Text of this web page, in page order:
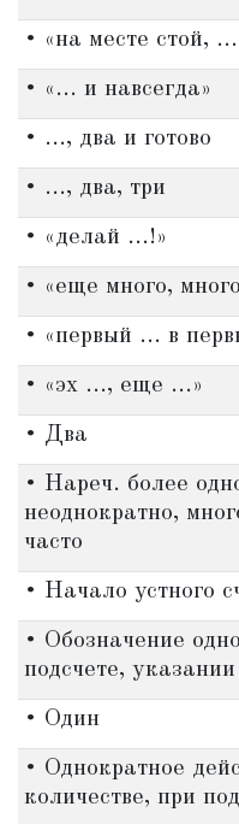
• «на месте стой,
• «... и навсегда»
• ..., два и готово
• ..., два, три
• «делай ...!»
• «еще много,
• «первый ... в
• «эх ..., еще ...»
• Два
• Нареч. более
неоднократно,
часто
• Начало устного
• Обозначение
подсчете,
• Один
• Однократное
количестве, при